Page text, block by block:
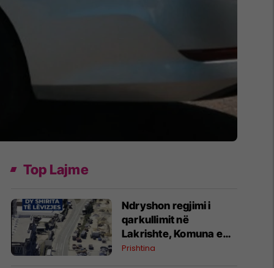
Top Lajme
Ndryshon regjimi i
qarkullimit në
Lakrishte, Komuna e
Prishtinës ofron
Prishtina